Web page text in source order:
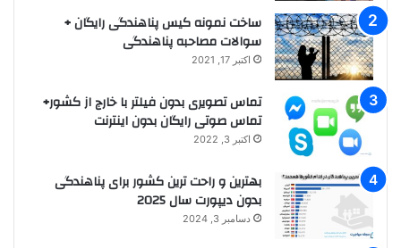
ساخت نمونه کیس پناهندگی رایگان +
سوالات مصاحبه پناهندگی
اکتبر 17, 2021
تماس تصویری بدون فیلتر با خارج از کشور+
تماس صوتی رایگان بدون اینترنت
اکتبر 3, 2022
بهترین و راحت ترین کشور برای پناهندگی
بدون دیپورت سال 2025
دسامبر 3, 2024